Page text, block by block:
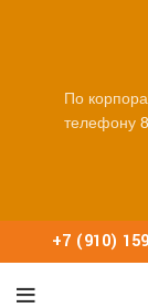
+7 (910)
По
телефону